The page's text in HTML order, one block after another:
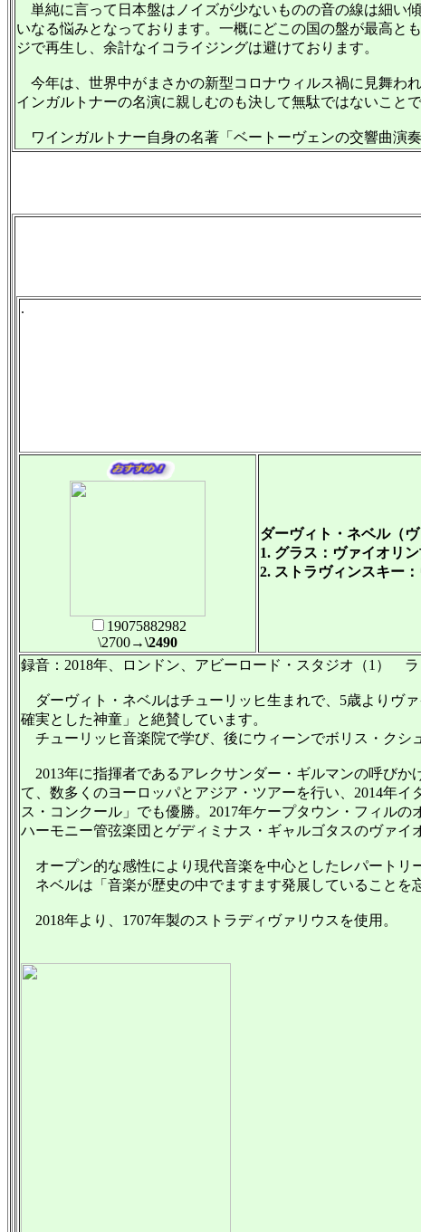
単純に言って日本盤はノイズが少ないものの音の線は細い
いなる悩みとなっております。一概にどこの国の盤が最高と
ジで再生し、余計なイコライジングは避けております。
今年は、世界中がまさかの新型コロナウィルス禍に見舞わ
インガルトナーの名演に親しむのも決して無駄ではないことで
ワインガルトナー自身の名著「ベートーヴェンの交響曲演
.
19075882982
\2700→\2490
ダーヴィト・ネベル（ヴ
1. グラス：ヴァイオリン
2. ストラヴィンスキー
録音：2018年、ロンドン、アビーロード・スタジオ（1） ラ
ダーヴィト・ネベルはチューリッヒ生まれで、5歳よりヴ
確実とした神童」と絶賛しています。
チューリッヒ音楽院で学び、後にウィーンでボリス・クシ
2013年に指揮者であるアレクサンダー・ギルマンの呼びか
て、数多くのヨーロッパとアジア・ツアーを行い、2014年
ス・コンクール」でも優勝。2017年ケープタウン・フィル
ハーモニー管弦楽団とゲディミナス・ギャルゴタスのヴァイ
オープン的な感性により現代音楽を中心としたレパートリ
ネベルは「音楽が歴史の中でますます発展していることを
2018年より、1707年製のストラディヴァリウスを使用。